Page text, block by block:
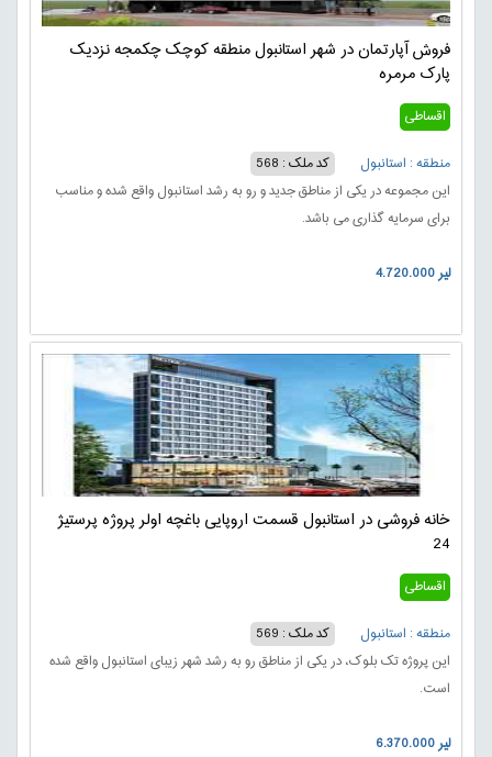
فروش آپارتمان در شهر استانبول منطقه کوچک چکمجه نزدیک
پارک مرمره
اقساطی
منطقه : استانبول
کد ملک : 568
این مجموعه در یکی از مناطق جدید و رو به رشد استانبول واقع شده و مناسب
برای سرمایه گذاری می باشد.
4.720.000 لیر
خانه فروشی در استانبول قسمت اروپایی باغچه اولر پروژه پرستیژ
24
اقساطی
منطقه : استانبول
کد ملک : 569
این پروژه تک بلوک، در یکی از مناطق رو به رشد شهر زیبای استانبول واقع شده
است.
6.370.000 لیر